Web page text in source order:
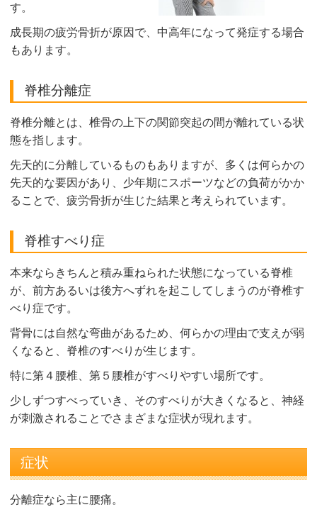
す。
成長期の疲労骨折が原因で、中高年になって発症する場合
もあります。
脊椎分離症
脊椎分離とは、椎骨の上下の関節突起の間が離れている状
態を指します。
先天的に分離しているものもありますが、多くは何らかの
先天的な要因があり、少年期にスポーツなどの負荷がかか
ることで、疲労骨折が生じた結果と考えられています。
脊椎すべり症
本来ならきちんと積み重ねられた状態になっている脊椎
が、前方あるいは後方へずれを起こしてしまうのが脊椎す
べり症です。
背骨には自然な弯曲があるため、何らかの理由で支えが弱
くなると、脊椎のすべりが生じます。
特に第４腰椎、第５腰椎がすべりやすい場所です。
少しずつすべっていき、そのすべりが大きくなると、神経
が刺激されることでさまざまな症状が現れます。
症状
分離症なら主に腰痛。